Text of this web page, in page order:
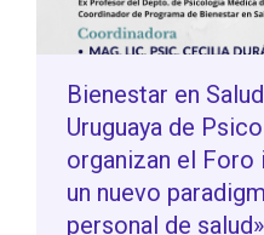
Bienestar en
Uruguaya de
organizan el Foro
un nuevo
personal de